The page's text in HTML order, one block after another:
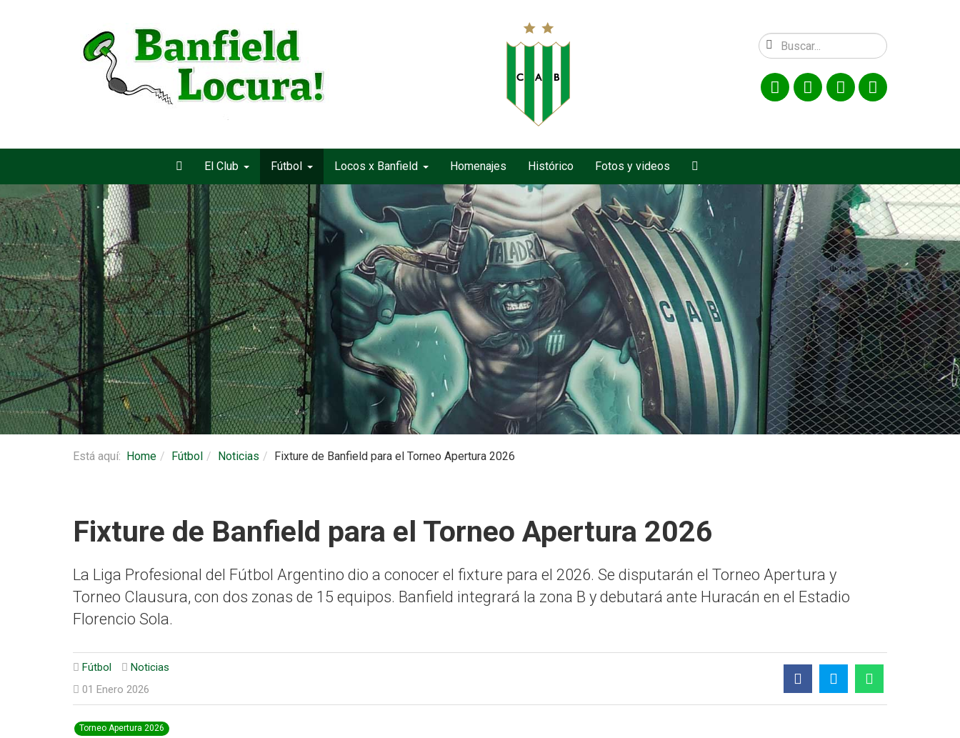
El Club Fútbol Locos x Banfield Homenajes Histórico Fotos y videos
Está aquí: Home Fútbol Noticias Fixture de Banfield para el Torneo Apertura 2026
Fixture de Banfield para el Torneo Apertura 2026
La Liga Profesional del Fútbol Argentino dio a conocer el fixture para el 2026. Se disputarán el Torneo Apertura y
Torneo Clausura, con dos zonas de 15 equipos. Banfield integrará la zona B y debutará ante Huracán en el Estadio
Florencio Sola.
Fútbol
Noticias
01 Enero 2026
Torneo Apertura 2026